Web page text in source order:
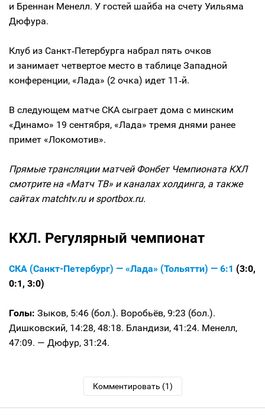
и Бреннан Менелл. У гостей шайба на счету Уильяма
Дюфура.
Клуб из Санкт‑Петербурга набрал пять очков
и занимает четвертое место в таблице Западной
конференции, «Лада» (2 очка) идет 11‑й.
В следующем матче СКА сыграет дома с минским
«Динамо» 19 сентября, «Лада» тремя днями ранее
примет «Локомотив».
Прямые трансляции матчей Фонбет Чемпионата КХЛ
смотрите на «Матч ТВ» и каналах холдинга, а также
сайтах matchtv.ru и sportbox.ru.
КХЛ. Регулярный чемпионат
СКА (Санкт-Петербург) — «Лада» (Тольятти) — 6:1 (3:0,
0:1, 3:0)
Голы: Зыков, 5:46 (бол.). Воробьёв, 9:23 (бол.).
Дишковский, 14:28, 48:18. Бландизи, 41:24. Менелл,
47:09. — Дюфур, 31:24.
Комментировать (1)